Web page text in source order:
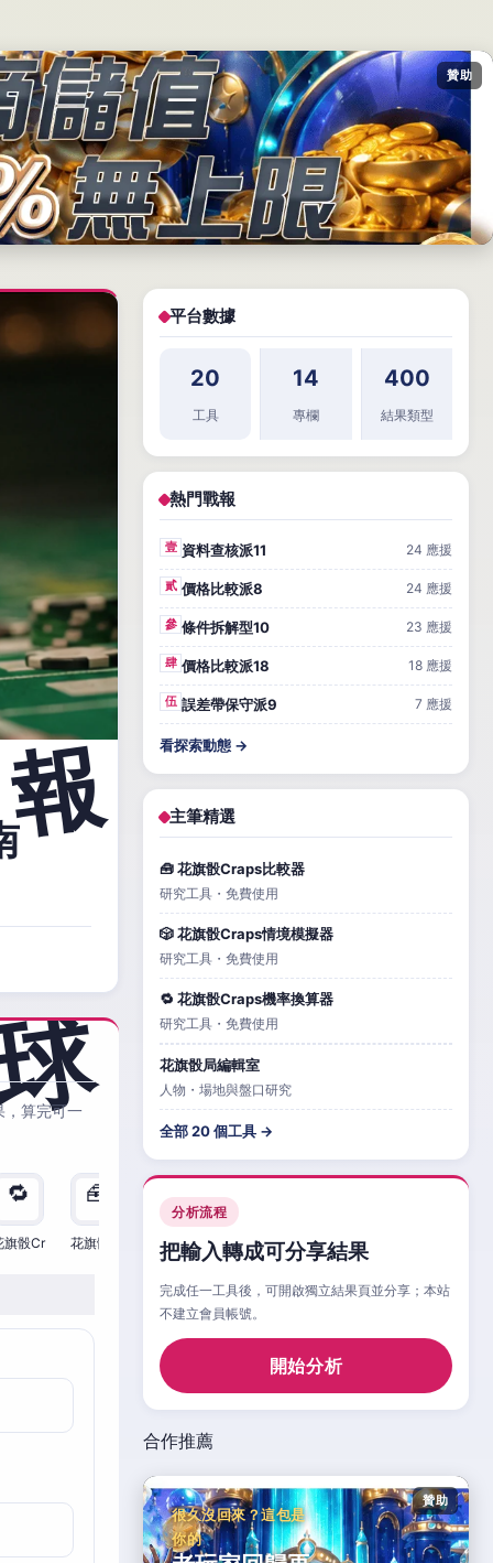
贊助
算完可一
🔁
旗骰Cr
🧰
花旗骰Cr
🧮
花旗骰Cr 花旗骰Cr 花旗骰Cr
平台數據
20
工具
14
專欄
400
結果類型
熱門戰報
壹 資料查核派11 24 應援
貳 價格比較派8 24 應援
參 條件拆解型10 23 應援
肆 價格比較派18 18 應援
伍 誤差帶保守派9 7 應援
看探索動態 →
主筆精選
🧰 花旗骰Craps比較器
研究工具・免費使用
🎲 花旗骰Craps情境模擬器
研究工具・免費使用
🔁 花旗骰Craps機率換算器
研究工具・免費使用
花旗骰局編輯室
人物・場地與盤口研究
全部 20 個工具 →
分析流程
把輸入轉成可分享結果
完成任一工具後，可開啟獨立結果頁並分享；本站
不建立會員帳號。
開始分析
合作推薦
贊助
很久沒回來？這包是
你的